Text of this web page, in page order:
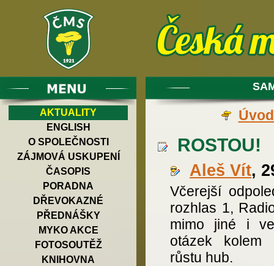
AKTUALITY
ENGLISH
O SPOLEČNOSTI
ZÁJMOVÁ USKUPENÍ
ČASOPIS
PORADNA
DŘEVOKAZNÉ
PŘEDNÁŠKY
MYKO AKCE
FOTOSOUTĚŽ
KNIHOVNA
ROSTOU!
Aleš Vít,
Včerejší
rozhlas 1,
mimo jiné i
otázek kolem
růstu hub.